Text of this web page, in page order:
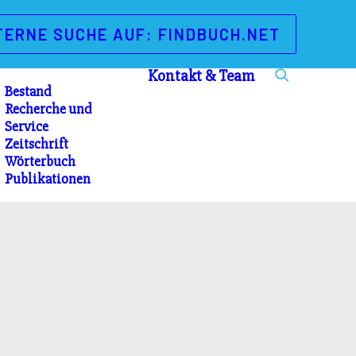
SUCHE AUF: FINDBUCH.NET
Bestand
Recherche und
Service
Zeitschrift
Wörterbuch
Publikationen
Kontakt & Team